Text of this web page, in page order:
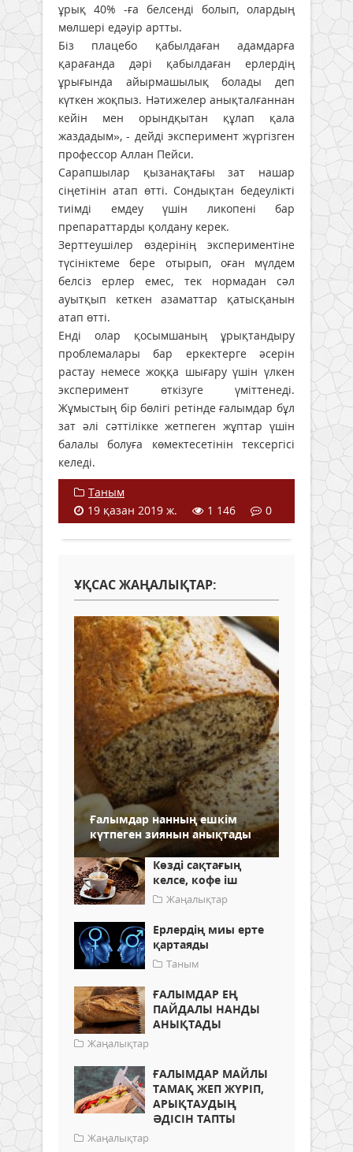
ұрық 40% -ға белсенді болып, олардың
мөлшері едәуір артты.
Біз плацебо қабылдаған адамдарға
қарағанда дәрі қабылдаған ерлердің
ұрығында айырмашылық болады деп
күткен жоқпыз. Нәтижелер анықталғаннан
кейін мен орындқытан құлап қала
жаздадым», - дейді эксперимент жүргізген
профессор Аллан Пейси.
Сарапшылар қызанақтағы зат нашар
сіңетінін атап өтті. Сондықтан бедеулікті
тиімді емдеу үшін ликопені бар
препараттарды қолдану керек.
Зерттеушілер өздерінің экспериментіне
түсініктеме бере отырып, оған мүлдем
белсіз ерлер емес, тек нормадан сәл
ауытқып кеткен азаматтар қатысқанын
атап өтті.
Енді олар қосымшаның ұрықтандыру
проблемалары бар еркектерге әсерін
растау немесе жоққа шығару үшін үлкен
эксперимент өткізуге үміттенеді.
Жұмыстың бір бөлігі ретінде ғалымдар бұл
зат әлі сәттілікке жетпеген жұптар үшін
балалы болуға көмектесетінін тексергісі
келеді.
Таным
19 қазан 2019 ж.
1 146 0
ҰҚСАС ЖАҢАЛЫҚТАР:
Ғалымдар нанның ешкім
күтпеген зиянын анықтады
Көзді сақтағың
келсе, кофе іш
Жаңалықтар
Ерлердің миы ерте
қартаяды
Таным
ҒАЛЫМДАР ЕҢ
ПАЙДАЛЫ НАНДЫ
АНЫҚТАДЫ
Жаңалықтар
ҒАЛЫМДАР МАЙЛЫ
ТАМАҚ ЖЕП ЖҮРІП,
АРЫҚТАУДЫҢ
ӘДІСІН ТАПТЫ
Жаңалықтар